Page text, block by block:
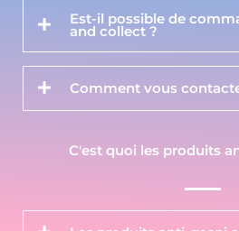
Est-il possible de
and collect ?
Comment vous
C'est quoi les produits